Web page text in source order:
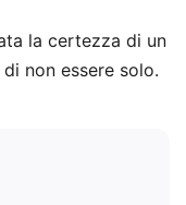
la certezza di un
non essere solo.